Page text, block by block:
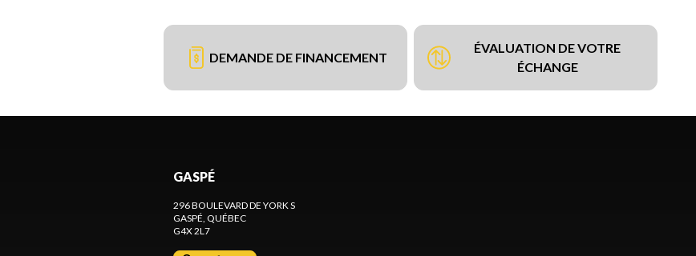
DEMANDE DE FINANCEMENT
ÉVALUATION DE VOTRE
ÉCHANGE
GASPÉ
296 BOULEVARD DE YORK S
GASPÉ, QUÉBEC
G4X 2L7